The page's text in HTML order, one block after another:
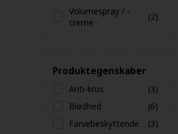
Volumespray / -
creme
(2)
Produktegenskaber
Anti-krus
(3)
Blødhed
(6)
Farvebeskyttende
(3)